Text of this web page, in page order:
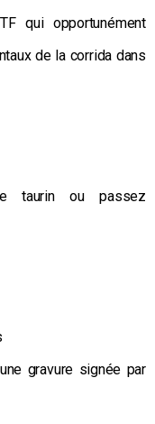
qui opportunément
de la corrida dans
taurin ou passez
gravure signée par